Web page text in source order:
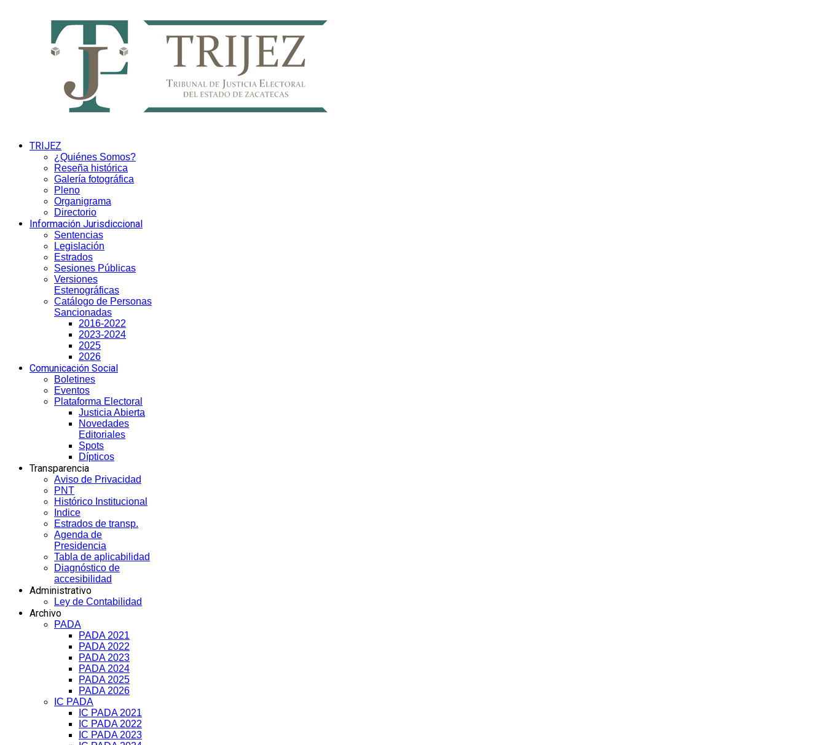
TRIJEZ
¿Quiénes Somos?
Reseña histórica
Galería fotográfica
Pleno
Organigrama
Directorio
Información Jurisdiccional
Sentencias
Legislación
Estrados
Sesiones Públicas
Versiones
Estenográficas
Catálogo de Personas
Sancionadas
2016-2022
2023-2024
2025
2026
Comunicación Social
Boletines
Eventos
Plataforma Electoral
Justicia Abierta
Novedades
Editoriales
Spots
Dípticos
Transparencia
Aviso de Privacidad
PNT
Histórico Institucional
Indice
Estrados de transp.
Agenda de
Presidencia
Tabla de aplicabilidad
Diagnóstico de
accesibilidad
Administrativo
Ley de Contabilidad
Archivo
PADA
PADA 2021
PADA 2022
PADA 2023
PADA 2024
PADA 2025
PADA 2026
IC PADA
IC PADA 2021
IC PADA 2022
IC PADA 2023